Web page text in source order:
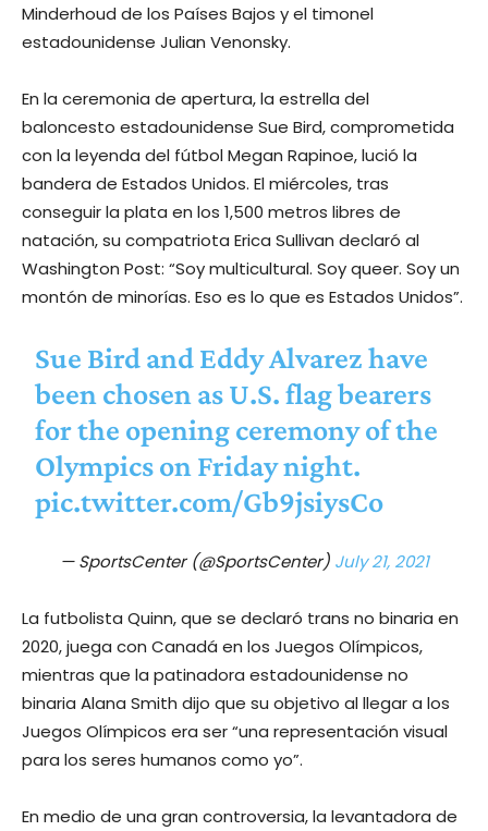
Minderhoud de los Países Bajos y el timonel
estadounidense Julian Venonsky.
En la ceremonia de apertura, la estrella del
baloncesto estadounidense Sue Bird, comprometida
con la leyenda del fútbol Megan Rapinoe, lució la
bandera de Estados Unidos. El miércoles, tras
conseguir la plata en los 1,500 metros libres de
natación, su compatriota Erica Sullivan declaró al
Washington Post: “Soy multicultural. Soy queer. Soy un
montón de minorías. Eso es lo que es Estados Unidos”.
Sue Bird and Eddy Alvarez have
been chosen as U.S. flag bearers
for the opening ceremony of the
Olympics on Friday night.
pic.twitter.com/Gb9jsiysCo
— SportsCenter (@SportsCenter) July 21, 2021
La futbolista Quinn, que se declaró trans no binaria en
2020, juega con Canadá en los Juegos Olímpicos,
mientras que la patinadora estadounidense no
binaria Alana Smith dijo que su objetivo al llegar a los
Juegos Olímpicos era ser “una representación visual
para los seres humanos como yo”.
En medio de una gran controversia, la levantadora de